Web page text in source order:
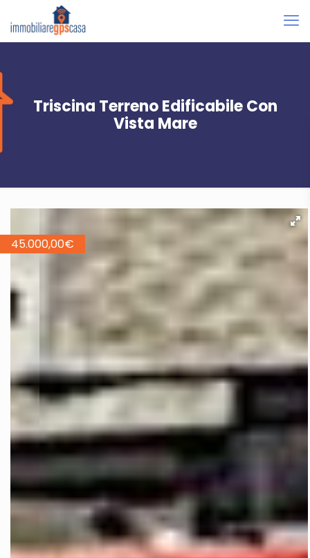
Triscina Terreno Edificabile Con
Vista Mare
45.000,00€